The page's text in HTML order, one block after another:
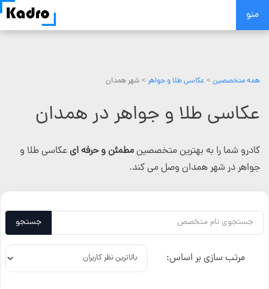
Skip
منو
همه متخصصین > عکاسی طلا و جواهر > شهر همدان
عکاسی طلا و جواهر در همدان
کادرو شما را به بهترین متخصصینمطمئن و حرفه ایعکاسی طلا و
جواهر در شهر همدان وصل می کند.
جستجو
مرتب سازی بر اساس: